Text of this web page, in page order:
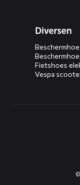
Diversen
Fietshoes
Vespa